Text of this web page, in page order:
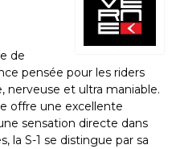
de
pensée pour les riders
nerveuse et ultra maniable.
offre une excellente
sensation directe dans
la S-1 se distingue par sa